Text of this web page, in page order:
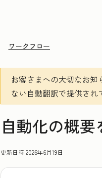
ワークフロー
お客さまへの大切なお知
ない自動翻訳で提供され
自動化の概要
更新日時2026年6月19日